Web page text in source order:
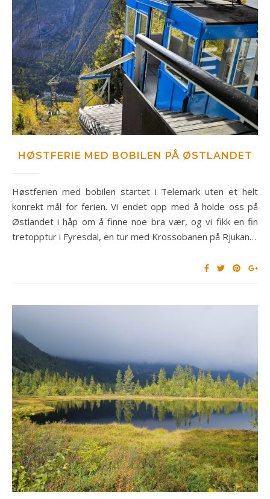
HØSTFERIE MED BOBILEN PÅ ØSTLANDET
Høstferien med bobilen startet i Telemark uten et helt
konrekt mål for ferien. Vi endet opp med å holde oss på
Østlandet i håp om å finne noe bra vær, og vi fikk en fin
tretopptur i Fyresdal, en tur med Krossobanen på Rjukan…